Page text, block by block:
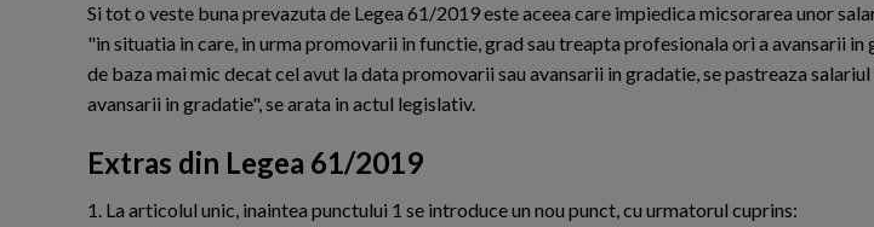
Si tot o veste buna prevazuta de Legea 61/2019 este aceea care impiedica micsorarea unor
"in situatia in care, in urma promovarii in functie, grad sau treapta profesionala ori a avansarii
de baza mai mic decat cel avut la data promovarii sau avansarii in gradatie, se pastreaza
avansarii in gradatie", se arata in actul legislativ.
Extras din Legea 61/2019
1. La articolul unic, inaintea punctului 1 se introduce un nou punct, cu urmatorul cuprins: